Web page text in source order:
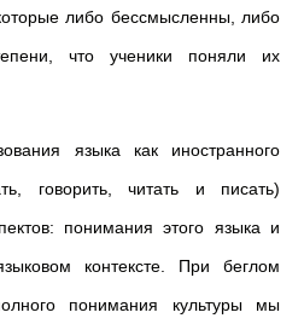
либо бессмысленны, либо
что ученики поняли их
языка как иностранного
говорить, читать и писать)
понимания этого языка и
контексте. При беглом
понимания культуры мы